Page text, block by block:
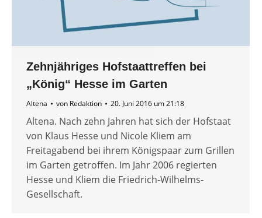
Zehnjähriges Hofstaattreffen bei
„König“ Hesse im Garten
Altena von Redaktion 20. Juni 2016 um 21:18
Altena. Nach zehn Jahren hat sich der Hofstaat
von Klaus Hesse und Nicole Kliem am
Freitagabend bei ihrem Königspaar zum Grillen
im Garten getroffen. Im Jahr 2006 regierten
Hesse und Kliem die Friedrich-Wilhelms-
Gesellschaft.